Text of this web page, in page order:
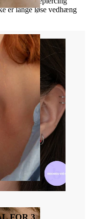
er lange løse vedhæng